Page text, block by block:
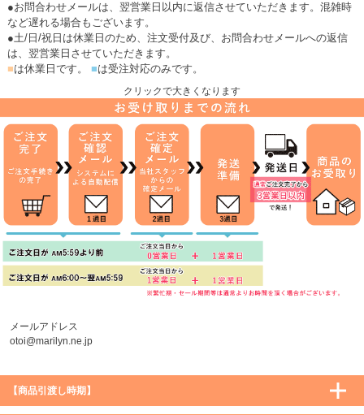
●お問合わせメールは、翌営業日以内に返信させていただきます。混雑時
など遅れる場合もございます。
●土/日/祝日は休業日のため、注文受付及び、お問合わせメールへの返信
は、翌営業日させていただきます。
■は休業日です。 ■は受注対応のみです。
クリックで大きくなります
メールアドレス
otoi@marilyn.ne.jp
【商品引渡し時期】